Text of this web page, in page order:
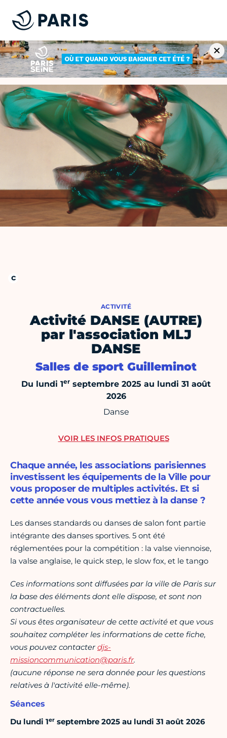
ACTIVITÉ
Activité DANSE (AUTRE)
par l'association MLJ
DANSE
Salles de sport Guilleminot
Du lundi 1er septembre 2025 au lundi 31 août
2026
Danse
Chaque année, les associations parisiennes
investissent les équipements de la Ville pour
vous proposer de multiples activités. Et si
cette année vous vous mettiez à la danse ?
Les danses standards ou danses de salon font partie
intégrante des danses sportives. 5 ont été
réglementées pour la compétition : la valse viennoise,
la valse anglaise, le quick step, le slow fox, et le tango
Ces informations sont diffusées par la ville de Paris sur
la base des éléments dont elle dispose, et sont non
contractuelles.
Si vous êtes organisateur de cette activité et que vous
souhaitez compléter les informations de cette fiche,
vous pouvez contacterdjs-
missioncommunication@paris.fr.
(aucune réponse ne sera donnée pour les questions
relatives à l'activité elle-même).
Séances
Du lundi 1er septembre 2025 au lundi 31 août 2026
VOIR LES INFOS PRATIQUES